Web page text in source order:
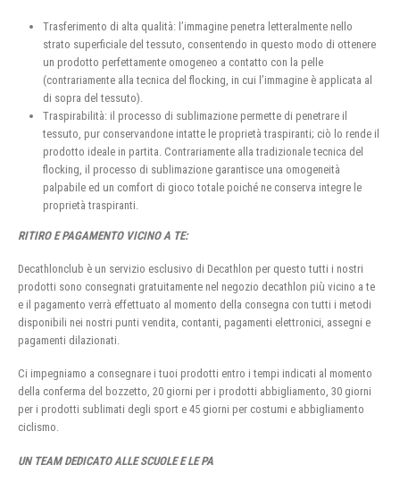
Trasferimento di alta qualità: l’immagine penetra letteralmente nello
strato superficiale del tessuto, consentendo in questo modo di ottenere
un prodotto perfettamente omogeneo a contatto con la pelle
(contrariamente alla tecnica del flocking, in cui l’immagine è applicata al
di sopra del tessuto).
Traspirabilità: il processo di sublimazione permette di penetrare il
tessuto, pur conservandone intatte le proprietà traspiranti; ciò lo rende il
prodotto ideale in partita. Contrariamente alla tradizionale tecnica del
flocking, il processo di sublimazione garantisce una omogeneità
palpabile ed un comfort di gioco totale poiché ne conserva integre le
proprietà traspiranti.
RITIRO E PAGAMENTO VICINO A TE:
Decathlonclub è un servizio esclusivo di Decathlon per questo tutti i nostri
prodotti sono consegnati gratuitamente nel negozio decathlon più vicino a te
e il pagamento verrà effettuato al momento della consegna con tutti i metodi
disponibili nei nostri punti vendita, contanti, pagamenti elettronici, assegni e
pagamenti dilazionati.
Ci impegniamo a consegnare i tuoi prodotti entro i tempi indicati al momento
della conferma del bozzetto, 20 giorni per i prodotti abbigliamento, 30 giorni
per i prodotti sublimati degli sport e 45 giorni per costumi e abbigliamento
ciclismo.
UN TEAM DEDICATO ALLE SCUOLE E LE PA